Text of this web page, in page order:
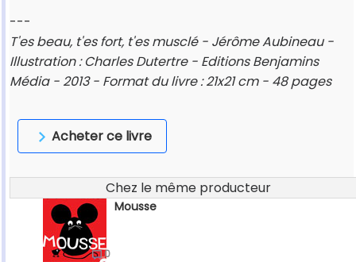
---
T'es beau, t'es fort, t'es musclé - Jérôme Aubineau -
Illustration : Charles Dutertre - Editions Benjamins
Média - 2013 - Format du livre : 21x21 cm - 48 pages
Acheter ce livre
Chez le même producteur
Mousse
0